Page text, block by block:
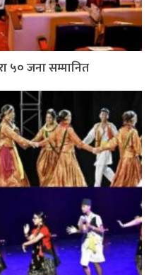
५० जना सम्मानित